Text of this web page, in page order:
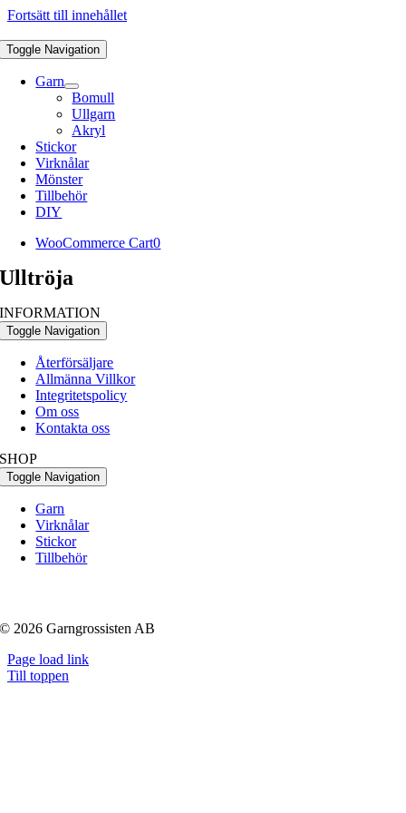
Fortsätt till innehållet
Toggle Navigation
Garn
Bomull
Ullgarn
Akryl
Stickor
Virknålar
Mönster
Tillbehör
DIY
WooCommerce Cart0
Ulltröja
INFORMATION
Toggle Navigation
Återförsäljare
Allmänna Villkor
Integritetspolicy
Om oss
Kontakta oss
SHOP
Toggle Navigation
Garn
Virknålar
Stickor
Tillbehör
© 2026 Garngrossisten AB
Page load link
Till toppen